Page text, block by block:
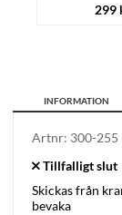
299
INFORMATION
Artnr: 300-255
Skickas från
bevaka